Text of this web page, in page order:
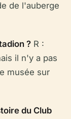
de l'auberge
? R :
il n'y a pas
musée sur
du Club